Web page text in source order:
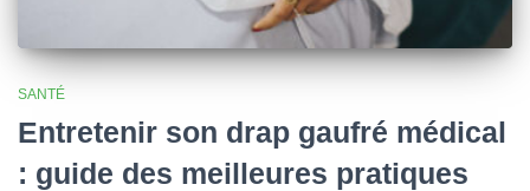
SANTÉ
Entretenir son drap gaufré médical
: guide des meilleures pratiques